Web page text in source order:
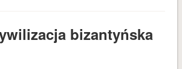
bizantyńska